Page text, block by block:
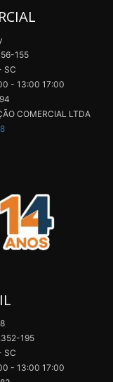
155
SC
- 13:00 17:00
COMERCIAL LTDA
195
SC
- 13:00 17:00